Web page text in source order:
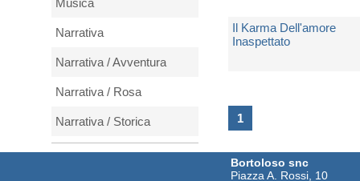
Musica
Narrativa
Narrativa / Avventura
Narrativa / Rosa
Narrativa / Storica
Natura e animali
Il Karma Dell'amore
Inaspettato
Non Disponibile
1
Bortoloso snc
Piazza A. Rossi, 10